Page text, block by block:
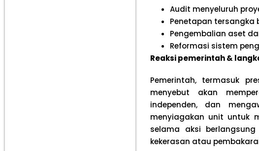
Audit menyeluruh
Penetapan tersangka
Pengembalian aset
Reformasi sistem
Reaksi pemerintah &
Pemerintah, termasuk
menyebut akan
independen, dan
menyiagakan unit untuk
selama aksi
kekerasan atau